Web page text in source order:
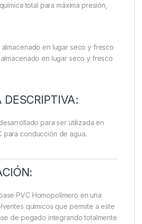
total para máxima presión,
almacenado en lugar seco y fresco
en lugar seco y fresco
DESCRIPTIVA:
para ser utilizada en
para conducción de agua.
PVC Homopolímero en una
químicos que permite a este
de pegado integrando totalmente